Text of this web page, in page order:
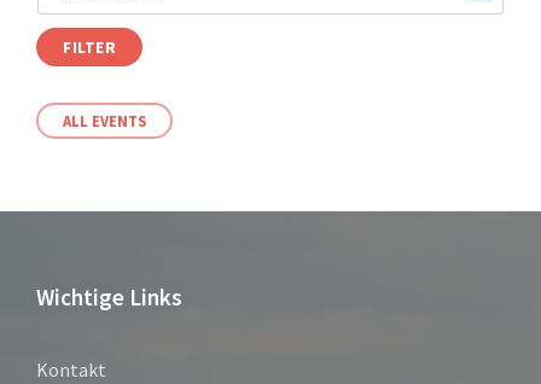
FILTER
ALL EVENTS
Wichtige Links
Kontakt